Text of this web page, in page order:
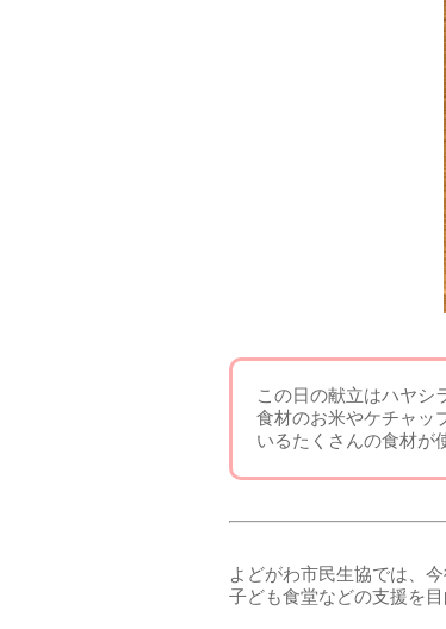
この日の献立はハヤシ
食材のお米やケチャッ
いるたくさんの食材が
よどがわ市民生協では、
子ども食堂などの支援を